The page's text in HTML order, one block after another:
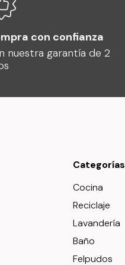
con confianza
nuestra garantía de 2
Categorías
Cocina
Reciclaje
Lavandería
Baño
Felpudos